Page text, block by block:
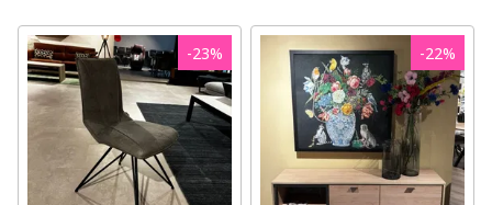
-23% -22%